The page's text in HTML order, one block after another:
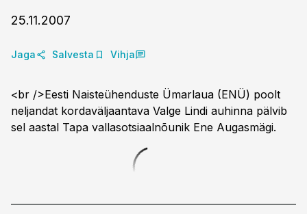
25.11.2007
Jaga Salvesta Vihja
<br />Eesti Naisteühenduste Ümarlaua (ENÜ) poolt
neljandat kordaväljaantava Valge Lindi auhinna pälvib
sel aastal Tapa vallasotsiaalnõunik Ene Augasmägi.